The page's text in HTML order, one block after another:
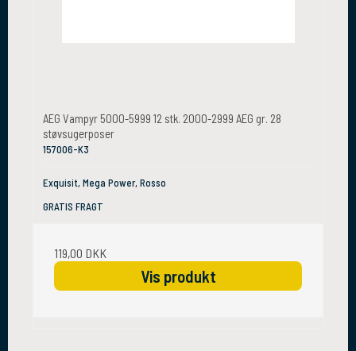
AEG Vampyr 5000-5999 12 stk. 2000-2999 AEG gr. 28
støvsugerposer
157006-K3
Exquisit, Mega Power, Rosso
GRATIS FRAGT
119,00 DKK
Vis produkt